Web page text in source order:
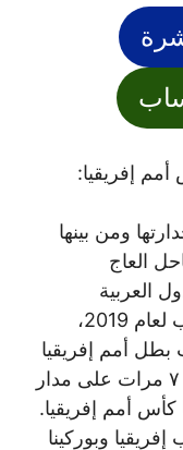
إفريقيا:
ومن بينها
العاج
العربية
المغرب، والجزائر آخذ اللقب لعام 2019،
أمم إفريقيا
لتتويجه في المركز الأول ل ٧ مرات على مدار
كأس أمم إفريقيا.
وبوركينا